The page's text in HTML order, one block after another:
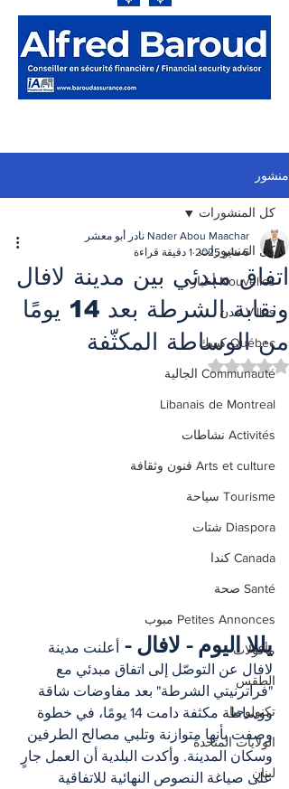
منشور
كل المنشورات
Nouvelles أخبار
Villes مدن
Québec كيبيك
Communauté الجالية
Libanais de Montreal
Activités نشاطات
Arts et culture فنون وثقافة
Tourisme سياحة
Diaspora شتات
Canada كندا
Santé صحة
Petites Annonces مبوب
مأكولات
الطقس
تكنولوجيا
الولايات المتحدة
لبنان
كل المنشورات
اتفاق مبدئي بين مدينة لافال
ونقابة الشرطة بعد 14 يومًا
من الوساطة المكثّفة
Nader Abou Maachar نادر أبو معشر
6 مايو 2025
1 دقيقة قراءة
تم التقييم بـ ليس رقمًا من أصل 5 نجوم.
يللا اليوم - لافال -
أعلنت مدينة
لافال عن التوصّل إلى اتفاق مبدئي مع
"فراترنيتي الشرطة" بعد مفاوضات شاقة
ووساطة مكثفة دامت 14 يومًا، في خطوة
وصفت بأنها متوازنة وتلبي مصالح الطرفين
وسكان المدينة. وأكدت البلدية أن العمل جارٍ
على صياغة النصوص النهائية للاتفاقية